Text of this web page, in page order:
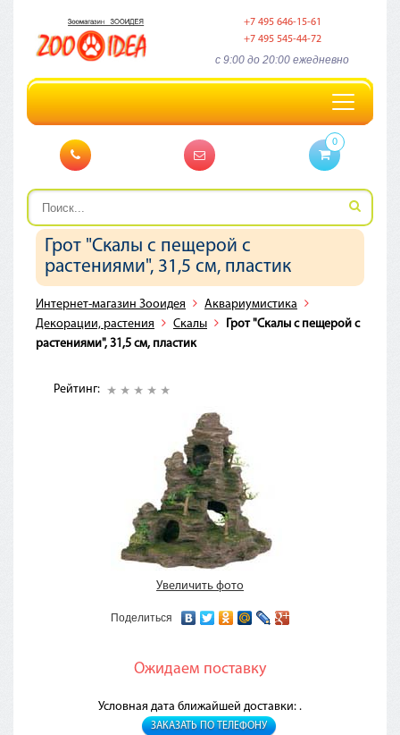
+7 495 646-15-61
+7 495 545-44-72
c 9:00 до 20:00 ежедневно
Toggle
navigation
0
Грот "Скалы с пещерой с
растениями", 31,5 см, пластик
Интернет-магазин Зооидея
Аквариумистика
Декорации, растения
Скалы
Грот "Скалы с пещерой с
растениями", 31,5 см, пластик
Рейтинг:
Увеличить фото
Поделиться
Ожидаем поставку
Условная дата ближайшей доставки: .
ЗАКАЗАТЬ ПО ТЕЛЕФОНУ